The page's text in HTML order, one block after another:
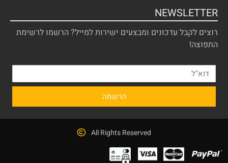
NEWSLETTER
רוצים לקבל עדכונים ומבצעים ישירות למייל? הרשמו לרשימת
התפוצה!
All Rights Reserved